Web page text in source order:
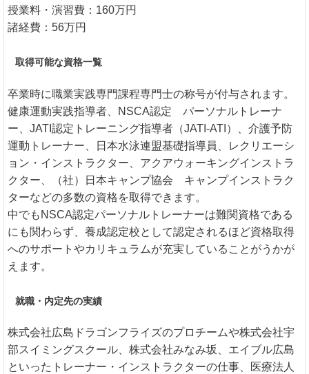
授業料・演習費：160万円
諸経費：56万円
取得可能な資格一覧
卒業時に職業実践専門課程専門士の称号が付与されます。
健康運動実践指導者、NSCA認定 パーソナルトレーナ
ー、JATI認定トレーニング指導者（JATI-ATI）、介護予防
運動トレーナー、日本水泳連盟基礎指導員、レクリエーシ
ョン・インストラクター、アクアウォーキングインストラ
クター、（社）日本キャンプ協会 キャンプインストラク
ターなどの多数の資格を取得できます。
中でもNSCA認定パーソナルトレーナーは難関資格である
にも関わらず、養成認定校として認定されるほど資格取得
へのサポートやカリキュラムが充実していることがうかが
えます。
就職・内定先の実績
株式会社広島ドラゴンフライズのプロチームや株式会社宇
部スイミングスクール、株式会社みなみ坂、エイブル広島
といったトレーナー・インストラクターの仕事、医療法人